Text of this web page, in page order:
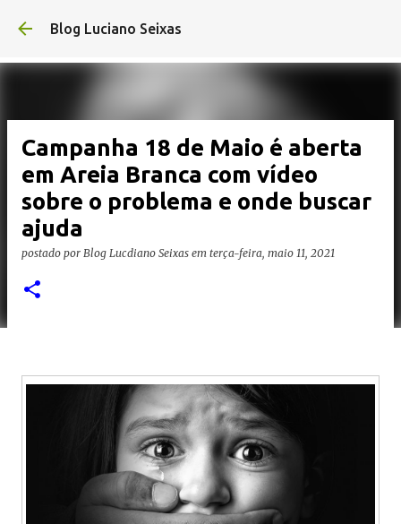
Blog Luciano Seixas
Campanha 18 de Maio é aberta
em Areia Branca com vídeo
sobre o problema e onde buscar
ajuda
postado por Blog Lucdiano Seixas em terça-feira, maio 11, 2021